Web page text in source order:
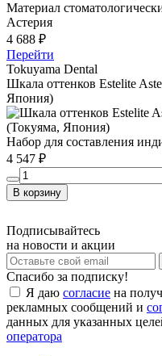
Материал
Астерия
4 688 ₽
Перейти
Tokuyama Dental
Шкала оттенков Estelite
Япония)
Набор для составления
4 547 ₽
В корзину
Подписывайтесь
на новости и акции
Спасибо за подписку!
Я даю согласие на
рекламных сообщений и
данных для указанных
оператора